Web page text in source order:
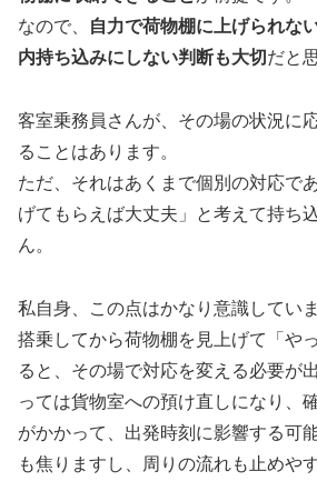
なので、
自力で荷物棚に上げられな
内持ち込みにしない判断も大切 だと
客室乗務員さんが、その場の状況に
ることはあります。
ただ、それはあくまで個別の対応で
げてもらえば大丈夫」と考えて持ち
ん。
私自身、この点はかなり意識していま
搭乗してから荷物棚を見上げて「や
ると、その場で対応を変える必要が
っては貨物室への預け直しになり、
がかかって、出発時刻に影響する可
も焦りますし、周りの流れも止めや